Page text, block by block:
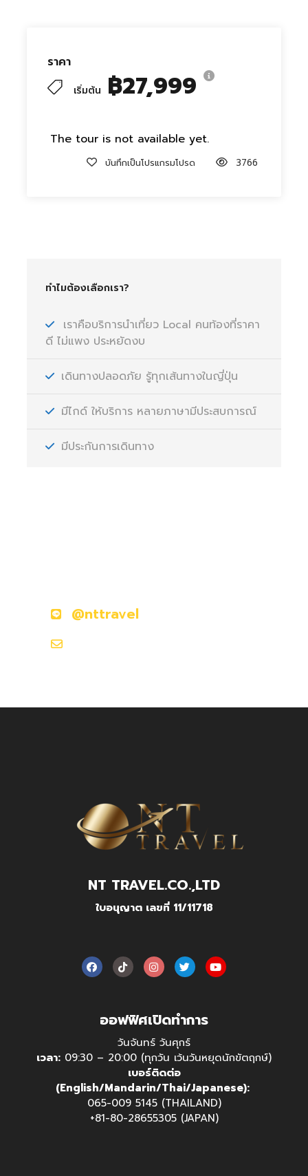
ราคา
เริ่มต้น ฿27,999
The tour is not available yet.
บันทึกเป็นโปรแกรมโปรด 3766
ทำไมต้องเลือกเรา?
เราคือบริการนำเที่ยว Local คนท้องที่ราคา
ดี ไม่แพง ประหยัดงบ
เดินทางปลอดภัย รู้ทุกเส้นทางในญี่ปุ่น
มีไกด์ ให้บริการ หลายภาษามีประสบการณ์
มีประกันการเดินทาง
@nttravel
NT TRAVEL.CO.,LTD
ใบอนุญาต เลขที่ 11/11718
ออฟฟิศเปิดทำการ
วันจันทร์ วันศุกร์
เวลา: 09:30 – 20:00 (ทุกวัน เว้นวันหยุดนักขัตฤกษ์)
เบอร์ติดต่อ
(English/Mandarin/Thai/Japanese):
065-009 5145 (THAILAND)
+81-80-28655305 (JAPAN)